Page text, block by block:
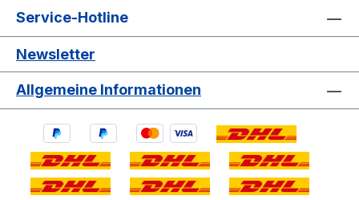
Service-Hotline
Newsletter
Allgemeine Informationen